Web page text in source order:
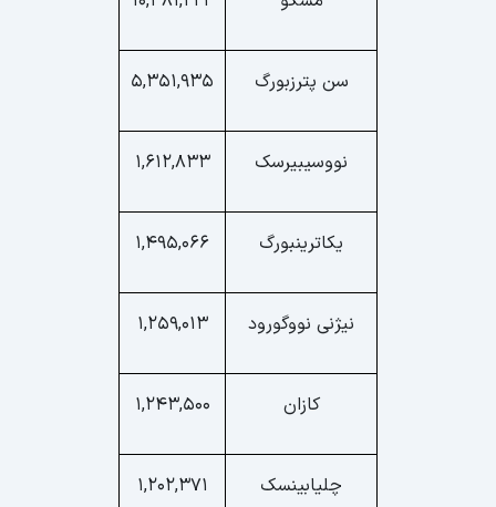
سن پترزبورگ 5,351,935
نووسیبیرسک 1,612,833
یکاترینبورگ 1,495,066
نیژنی نووگورود 1,259,013
کازان 1,243,500
چلیابینسک 1,202,371